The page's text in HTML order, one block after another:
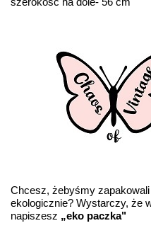
Chcesz, żebyśmy
ekologicznie? Wystarczy, że
napiszesz „eko paczka"